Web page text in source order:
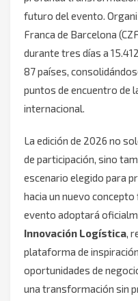
futuro del evento.
Franca de Barcelona
durante tres días a
87 países,
puntos de encuentro de
internacional.
La edición de 2026 no
de participación, sino
escenario elegido para
hacia un nuevo
evento adoptará
Innovación Logística,
plataforma de
oportunidades de
una transformación sin